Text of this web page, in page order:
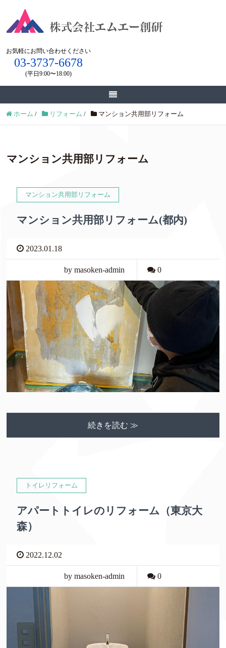
お気軽にお問い合わせください
03-3737-6678
(平日9:00〜18:00)
お見積もり・お問い合わせ
ホーム / リフォーム / マンション共用部リフォーム
マンション共用部リフォーム
マンション共用部リフォーム
マンション共用部リフォーム(都内)
2023.01.18
by masoken-admin 0
続きを読む ≫
トイレリフォーム
アパートトイレのリフォーム（東京大
森）
2022.12.02
by masoken-admin 0